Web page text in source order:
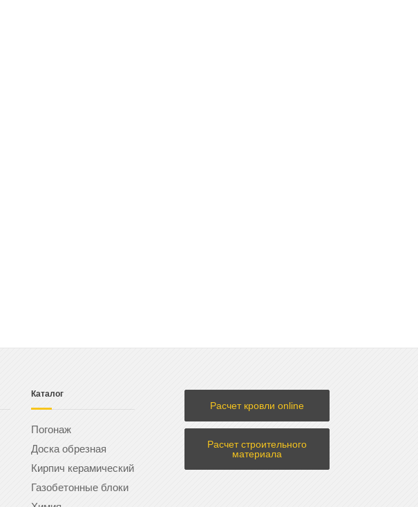
Каталог
Погонаж
Доска обрезная
Кирпич керамический
Газобетонные блоки
Расчет кровли online
Расчет строительного
материала